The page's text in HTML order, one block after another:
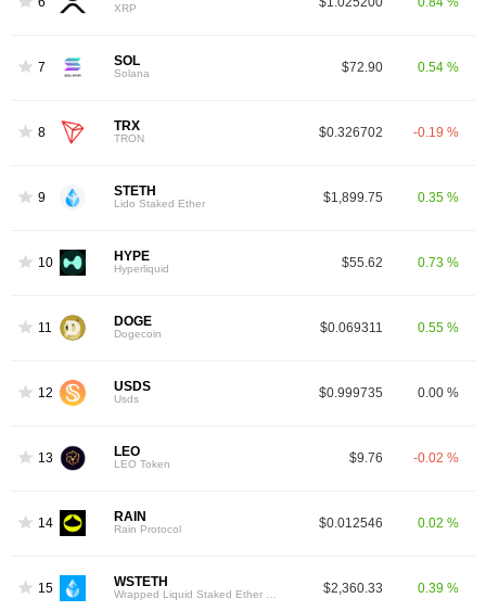
XRP
7 SOL
Solana $72.90 0.54 %
8 TRX
TRON $0.326702 -0.19 %
9 STETH
Lido Staked Ether $1,899.75 0.35 %
10 HYPE
Hyperliquid $55.62 0.73 %
11 DOGE
Dogecoin $0.069311 0.55 %
12 USDS
Usds $0.999735 0.00 %
13 LEO
LEO Token $9.76 -0.02 %
14 RAIN
Rain Protocol $0.012546 0.02 %
15 WSTETH $2,360.33 0.39 %